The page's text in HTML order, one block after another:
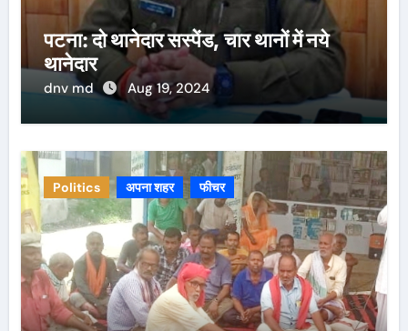
पटना: दो थानेदार सस्पेंड, चार थानों में नये
थानेदार
dnv md Aug 19, 2024
Politics अपना शहर फीचर